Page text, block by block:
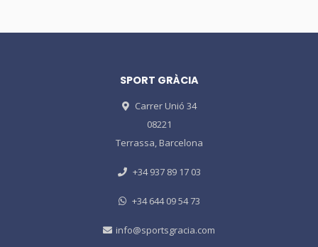
SPORT GRÀCIA
Carrer Unió 34
08221
Terrassa, Barcelona
+34 937 89 17 03
+34 644 09 54 73
info@sportsgracia.com